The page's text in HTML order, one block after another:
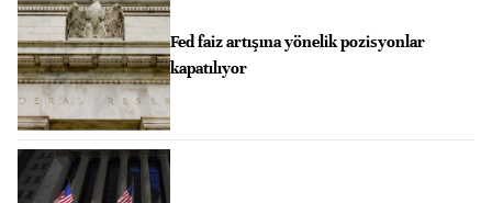
Fed faiz artışına yönelik pozisyonlar
kapatılıyor